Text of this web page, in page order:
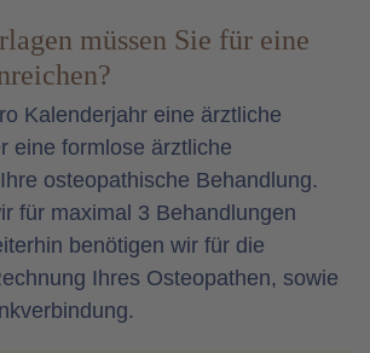
müssen Sie für eine
Kalenderjahr eine ärztliche
eine formlose ärztliche
osteopathische Behandlung.
für maximal 3 Behandlungen
benötigen wir für die
Ihres Osteopathen, sowie